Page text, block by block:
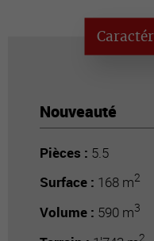
Nouveauté
Pièces : 5.5
Surface : 168 m2
Volume : 590 m3
2